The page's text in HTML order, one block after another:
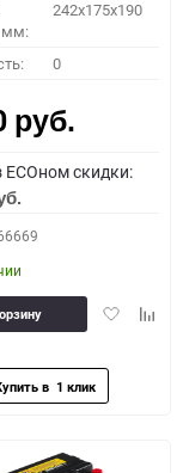
мм:
242x175x190
0
руб.
ECOном скидки:
Добавить